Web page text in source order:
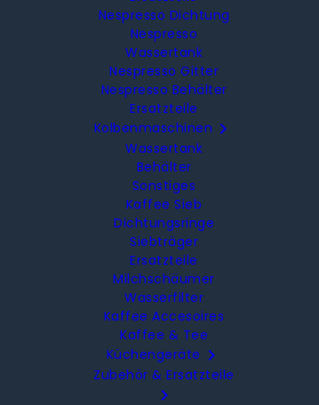
Nespresso Dichtung
Nespresso
Wassertank
Nespresso Gitter
Nespresso Behälter
Ersatzteile
Kolbenmaschinen 
Wassertank
Behälter
Sonstiges
Kaffee Sieb
Dichtungsringe
Siebträger
Ersatzteile
Milchschäumer
Wasserfilter
Kaffee Accesoires
Kaffee & Tee
Küchengeräte 
Zubehör & Ersatzteile
